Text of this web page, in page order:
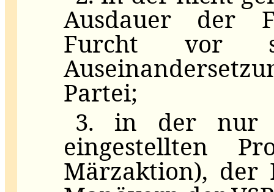
Ausdauer der
Furcht vor
Partei;
3. in der nur
eingestellten
Märzaktion), der